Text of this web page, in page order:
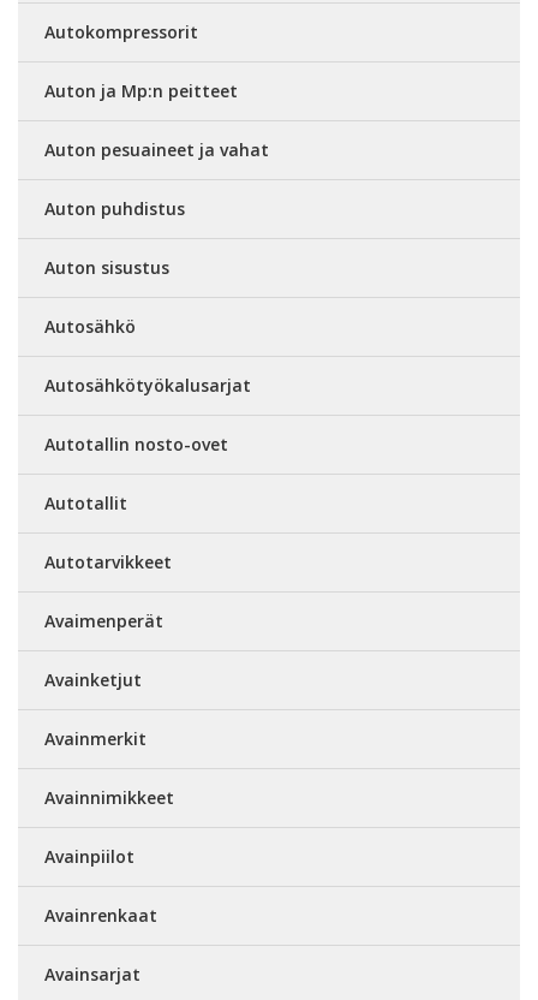
Autokompressorit
Auton ja Mp:n peitteet
Auton pesuaineet ja vahat
Auton puhdistus
Auton sisustus
Autosähkö
Autosähkötyökalusarjat
Autotallin nosto-ovet
Autotallit
Autotarvikkeet
Avaimenperät
Avainketjut
Avainmerkit
Avainnimikkeet
Avainpiilot
Avainrenkaat
Avainsarjat